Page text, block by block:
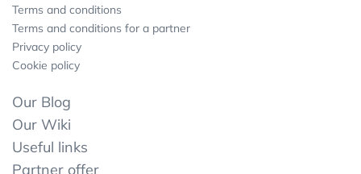
Terms and conditions
Terms and conditions for a partner
Privacy policy
Cookie policy
Our Blog
Our Wiki
Useful links
Partner offer